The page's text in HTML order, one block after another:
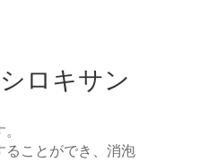
ロキサン
ることができ、消泡